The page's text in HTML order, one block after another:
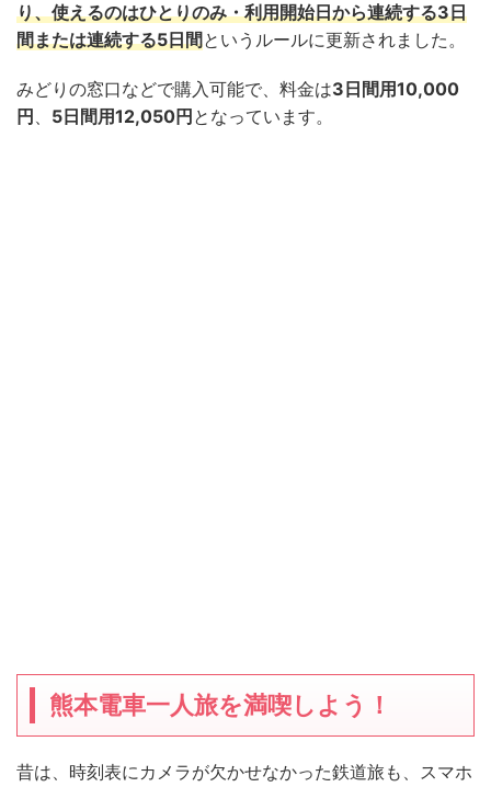
り、使えるのはひとりのみ・利用開始日から連続する3日
間または連続する5日間というルールに更新されました。
みどりの窓口などで購入可能で、料金は3日間用10,000
円 、 5日間用12,050円 となっています。
熊本電車一人旅を満喫しよう！
昔は、時刻表にカメラが欠かせなかった鉄道旅も、スマホ